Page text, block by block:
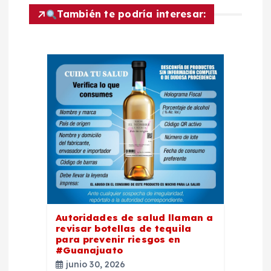
a
También te podría interesar:
Autoridades de salud llaman a
revisar botellas de tequila
para prevenir riesgos en
#Guanajuato
junio 30, 2026